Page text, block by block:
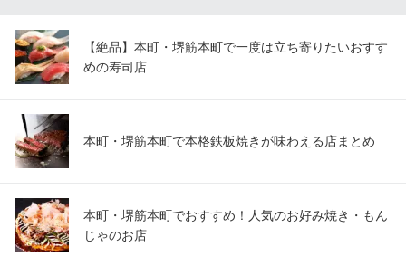
【絶品】本町・堺筋本町で一度は立ち寄りたいおすす
めの寿司店
本町・堺筋本町で本格鉄板焼きが味わえる店まとめ
本町・堺筋本町でおすすめ！人気のお好み焼き・もん
じゃのお店